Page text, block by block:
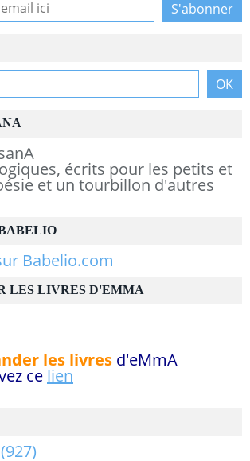
écrits pour les petits et
et un tourbillon d'autres
(927)
LES LIVRES D'EMMA
les livres d'eMmA
ce lien